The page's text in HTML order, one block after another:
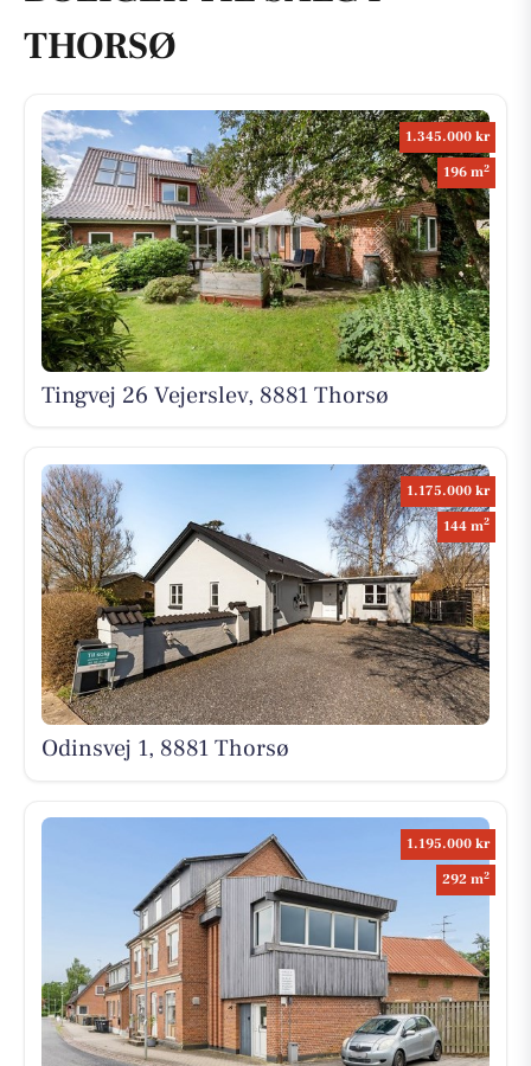
THORSØ
1.345.000 kr
196 m2
Tingvej 26 Vejerslev, 8881 Thorsø
1.175.000 kr
144 m2
Odinsvej 1, 8881 Thorsø
1.195.000 kr
292 m2